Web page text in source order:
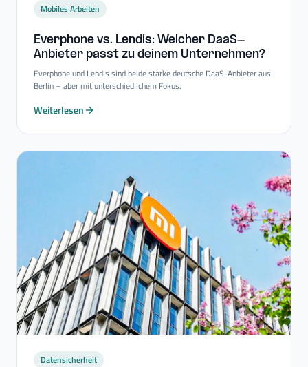
Mobiles Arbeiten
Everphone vs. Lendis: Welcher DaaS-​
Anbieter passt zu deinem Unternehmen?
Everphone und Lendis sind beide starke deutsche DaaS-Anbieter aus
Berlin – aber mit unterschiedlichem Fokus.
Weiterlesen
Datensicherheit